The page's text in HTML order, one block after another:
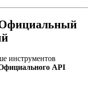
инструментов
API